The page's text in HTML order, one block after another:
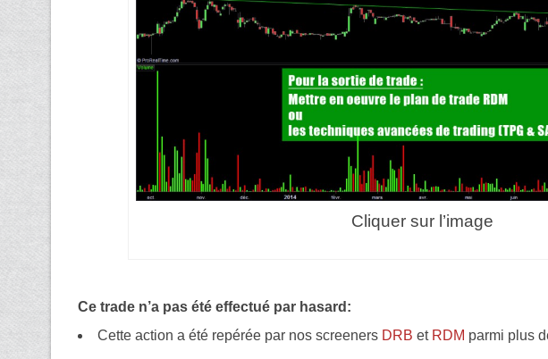
Cliquer sur l’image
Ce trade n’a pas été effectué par hasard:
Cette action a été repérée par nos screeners DRB et RDM parmi plus